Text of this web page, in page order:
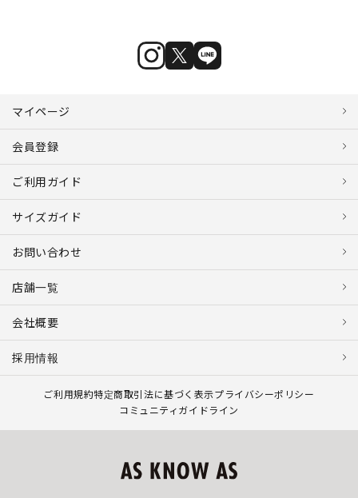
マイページ
会員登録
ご利用ガイド
サイズガイド
お問い合わせ
店舗一覧
会社概要
採用情報
ご利用規約特定商取引法に基づく表示プライバシーポリシー
コミュニティガイドライン